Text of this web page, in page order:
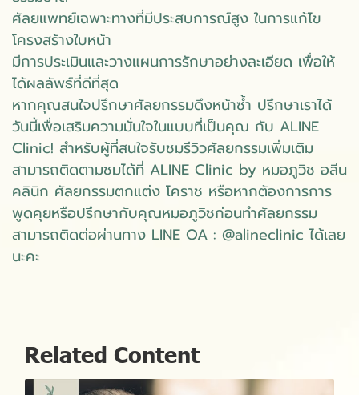
ศัลยแพทย์เฉพาะทางที่มีประสบการณ์สูง ในการแก้ไข
โครงสร้างใบหน้า
มีการประเมินและวางแผนการรักษาอย่างละเอียด เพื่อให้
ได้ผลลัพธ์ที่ดีที่สุด
หากคุณสนใจปรึกษาศัลยกรรมดึงหน้าซ้ำ ปรึกษาเราได้
วันนี้เพื่อเสริมความมั่นใจในแบบที่เป็นคุณ กับ ALINE
Clinic! สำหรับผู้ที่สนใจรับชมรีวิวศัลยกรรมเพิ่มเติม
สามารถติดตามชมได้ที่ ALINE Clinic by หมอภูวิช อลีน
คลินิก ศัลยกรรมตกแต่ง โคราช หรือหากต้องการการ
พูดคุยหรือปรึกษากับคุณหมอภูวิชก่อนทำศัลยกรรม
สามารถติดต่อผ่านทาง LINE OA : @alineclinic ได้เลย
นะคะ
Related Content